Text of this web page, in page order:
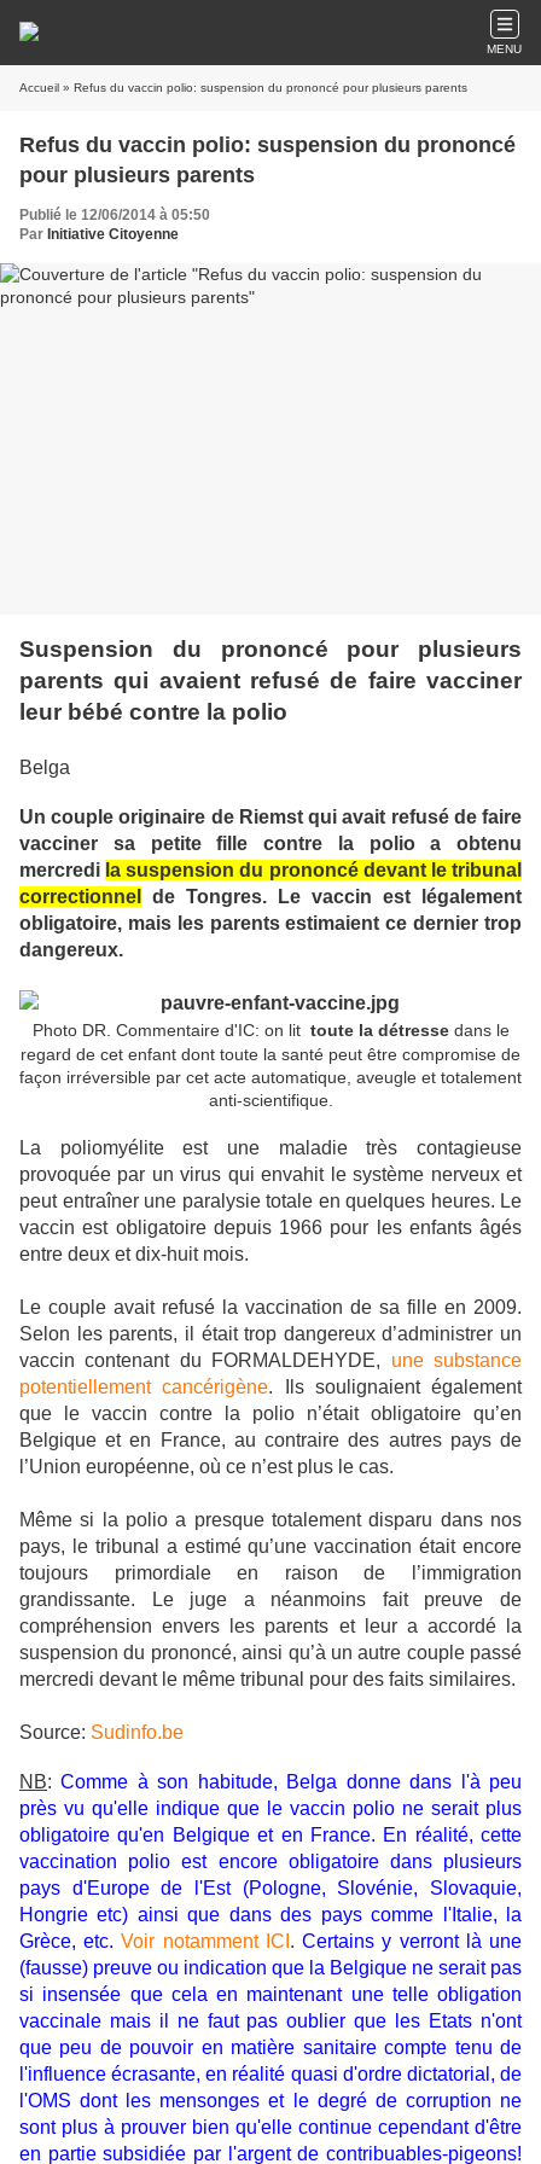
MENU
Accueil » Refus du vaccin polio: suspension du prononcé pour plusieurs parents
Refus du vaccin polio: suspension du prononcé
pour plusieurs parents
Publié le 12/06/2014 à 05:50
Par Initiative Citoyenne
Suspension du prononcé pour plusieurs
parents qui avaient refusé de faire vacciner
leur bébé contre la polio
Belga
Un couple originaire de Riemst qui avait refusé de faire
vacciner sa petite fille contre la polio a obtenu
mercredi la suspension du prononcé devant le tribunal
correctionnel
de Tongres. Le vaccin est légalement
obligatoire, mais les parents estimaient ce dernier trop
dangereux.
Photo DR. Commentaire d'IC: on lit toute la détressedans le
regard de cet enfant dont toute la santé peut être compromise de
façon irréversible par cet acte automatique, aveugle et totalement
anti-scientifique.
La poliomyélite est une maladie très contagieuse
provoquée par un virus qui envahit le système nerveux et
peut entraîner une paralysie totale en quelques heures. Le
vaccin est obligatoire depuis 1966 pour les enfants âgés
entre deux et dix-huit mois.
Le couple avait refusé la vaccination de sa fille en 2009.
Selon les parents, il était trop dangereux d’administrer un
vaccin contenant du FORMALDEHYDE, une substance
potentiellement cancérigène. Ils soulignaient également
que le vaccin contre la polio n’était obligatoire qu’en
Belgique et en France, au contraire des autres pays de
l’Union européenne, où ce n’est plus le cas.
Même si la polio a presque totalement disparu dans nos
pays, le tribunal a estimé qu’une vaccination était encore
toujours primordiale en raison de l’immigration
grandissante. Le juge a néanmoins fait preuve de
compréhension envers les parents et leur a accordé la
suspension du prononcé, ainsi qu’à un autre couple passé
mercredi devant le même tribunal pour des faits similaires.
Source: Sudinfo.be
NB:Comme à son habitude, Belga donne dans l'à peu
près vu qu'elle indique que le vaccin polio ne serait plus
obligatoire qu'en Belgique et en France. En réalité, cette
vaccination polio est encore obligatoire dans plusieurs
pays d'Europe de l'Est (Pologne, Slovénie, Slovaquie,
Hongrie etc) ainsi que dans des pays comme l'Italie, la
Grèce, etc. Voir notamment ICI .Certains y verront là une
(fausse) preuve ou indication que la Belgique ne serait pas
si insensée que cela en maintenant une telle obligation
vaccinale mais il ne faut pas oublier que les Etats n'ont
que peu de pouvoir en matière sanitaire compte tenu de
l'influence écrasante, en réalité quasi d'ordre dictatorial, de
l'OMS dont les mensonges et le degré de corruption ne
sont plus à prouver bien qu'elle continue cependant d'être
en partie subsidiée par l'argent de contribuables-pigeons!